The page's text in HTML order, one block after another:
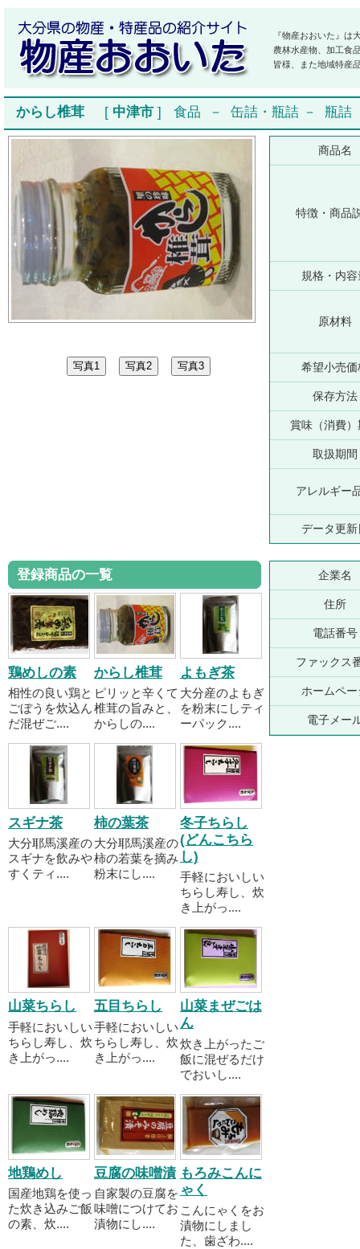
『物産おおいた』は
農林水産物、加工食
皆様、また地域特産
からし椎茸 [ 中津市 ] 食品 － 缶詰・瓶詰 － 瓶詰
商品名
特徴・商品
規格・内容
原材料
希望小売価
保存方法
賞味（消費）
取扱期間
アレルギー
データ更新
登録商品の一覧
鶏めしの素
相性の良い鶏と
ごぼうを炊込ん
だ混ぜご....
からし椎茸
ピリッと辛くて
椎茸の旨みと、
からしの....
よもぎ茶
大分産のよもぎ
を粉末にしティ
ーパック....
スギナ茶
大分耶馬溪産の
スギナを飲みや
すくティ....
柿の葉茶
大分耶馬溪産の
柿の若葉を摘み
粉末にし....
冬子ちらし
(どんこちら
し)
手軽においしい
ちらし寿し、炊
き上がっ....
山菜ちらし
手軽においしい
ちらし寿し、炊
き上がっ....
五目ちらし
手軽においしい
ちらし寿し、炊
き上がっ....
山菜まぜごは
ん
炊き上がったご
飯に混ぜるだけ
でおいし....
地鶏めし
国産地鶏を使っ
た炊き込みご飯
の素、炊....
豆腐の味噌漬
自家製の豆腐を
味噌につけてお
漬物にし....
もろみこんに
ゃく
こんにゃくをお
漬物にしまし
た、歯ざわ....
企業名
住所
電話番号
ファックス
ホームペー
電子メー